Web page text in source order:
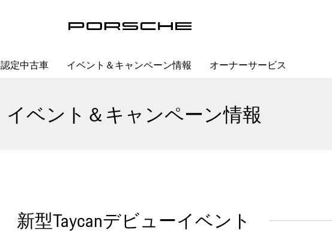
認定中古車 イベント＆キャンペーン情報 オーナーサービス
イベント＆キャンペーン情報
新型Taycanデビューイベント